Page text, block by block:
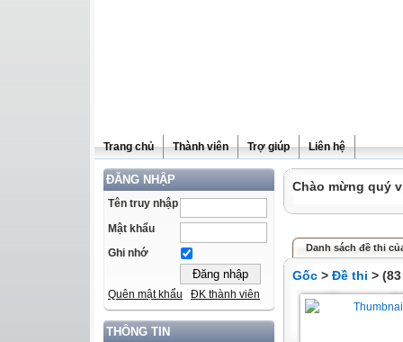
Trang chủ Thành viên Trợ giúp Liên hệ
ĐĂNG NHẬP
Tên truy nhập
Mật khẩu
Ghi nhớ
Quên mật khẩu ĐK thành viên
THÔNG TIN
Chào mừng quý
Danh sách đề thi
Gốc > Đề thi >